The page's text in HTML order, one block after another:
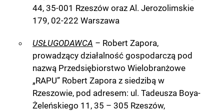
44, 35-001 Rzeszów oraz Al. Jerozolimskie
179, 02-222 Warszawa
USŁUGODAWCA – Robert Zapora,
prowadzący działalność gospodarczą pod
nazwą Przedsiębiorstwo Wielobranżowe
„RAPU” Robert Zapora z siedzibą w
Rzeszowie, pod adresem: ul. Tadeusza Boya-
Żeleńskiego 11, 35 – 305 Rzeszów,